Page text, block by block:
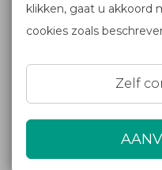
Links
|Privacy-
Powered by
klikken, gaat u akkoord
cookies zoals
Zelf